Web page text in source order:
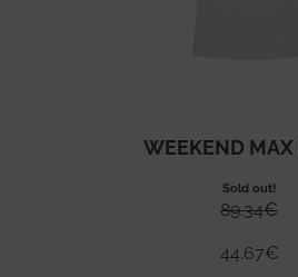
WEEKEND MAX
Sold out!
89.34€
44.67€